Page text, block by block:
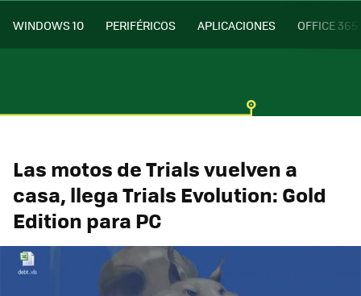
WINDOWS 10 PERIFÉRICOS APLICACIONES OFFICE 365
Las motos de Trials vuelven a
casa, llega Trials Evolution: Gold
Edition para PC